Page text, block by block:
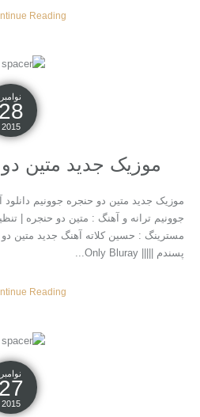
Reading...
نوامبر
28
2015
موزیک جدید متین
موزیک جدید متین دو حنجره جوونیم
جوونیم ترانه و آهنگ : متین دو حنجره |
پسندم ||||| Only Bluray...
Reading...
نوامبر
27
2015